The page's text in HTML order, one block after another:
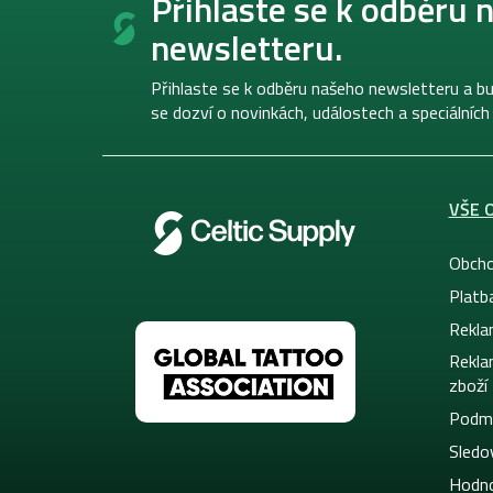
newsletteru.
Přihlaste se k odběru našeho newsletteru a
se dozví o novinkách, událostech a speciálních
VŠE
zboží